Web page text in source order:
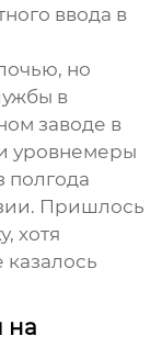
ввода в
но
в
заводе в
уровнемеры
полгода
Пришлось
хотя
на